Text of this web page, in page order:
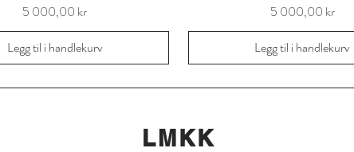
Pris
5 000,00 kr
Legg til i handlekurv
Pris
5 000,00 kr
Legg til i handlekurv
LMKK